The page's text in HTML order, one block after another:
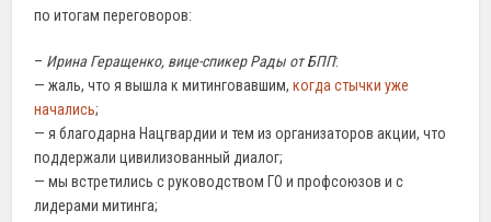
по итогам переговоров:
– Ирина Геращенко, вице-спикер Рады от БПП:
— жаль, что я вышла к митинговавшим,когда стычки уже
начались;
— я благодарна Нацгвардии и тем из организаторов акции, что
поддержали цивилизованный диалог;
— мы встретились с руководством ГО и профсоюзов и с
лидерами митинга;